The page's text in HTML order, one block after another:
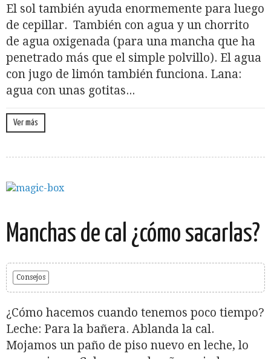
El sol también ayuda enormemente para luego
de cepillar. También con agua y un chorrito
de agua oxigenada (para una mancha que ha
penetrado más que el simple polvillo). El agua
con jugo de limón también funciona. Lana:
agua con unas gotitas...
Ver más
Manchas de cal ¿cómo sacarlas?
Consejos
¿Cómo hacemos cuando tenemos poco tiempo?
Leche: Para la bañera. Ablanda la cal.
Mojamos un paño de piso nuevo en leche, lo